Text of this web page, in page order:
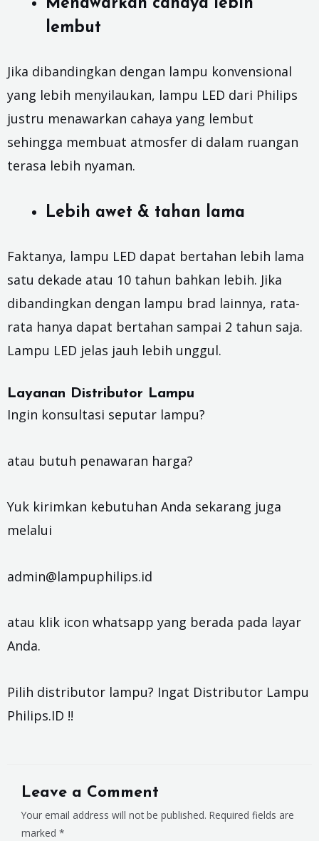
Menawarkan cahaya lebih
lembut
Jika dibandingkan dengan lampu konvensional
yang lebih menyilaukan, lampu LED dari Philips
justru menawarkan cahaya yang lembut
sehingga membuat atmosfer di dalam ruangan
terasa lebih nyaman.
Lebih awet & tahan lama
Faktanya, lampu LED dapat bertahan lebih lama
satu dekade atau 10 tahun bahkan lebih. Jika
dibandingkan dengan lampu brad lainnya, rata-
rata hanya dapat bertahan sampai 2 tahun saja.
Lampu LED jelas jauh lebih unggul.
Layanan Distributor Lampu
Ingin konsultasi seputar lampu?
atau butuh penawaran harga?
Yuk kirimkan kebutuhan Anda sekarang juga
melalui
admin@lampuphilips.id
atau klik icon whatsapp yang berada pada layar
Anda.
Pilih distributor lampu? Ingat Distributor Lampu
Philips.ID !!
Leave a Comment
Your email address will not be published. Required fields are
marked *